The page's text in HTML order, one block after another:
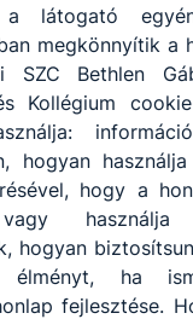
a látogató
megkönnyítik a
SZC Bethlen
Kollégium
hogyan
hogy a
hogyan
élményt, ha
fejlesztése.